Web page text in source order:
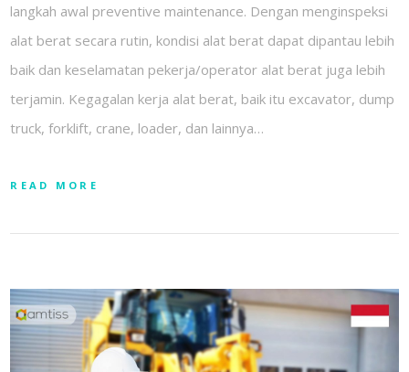
langkah awal preventive maintenance. Dengan menginspeksi
alat berat secara rutin, kondisi alat berat dapat dipantau lebih
baik dan keselamatan pekerja/operator alat berat juga lebih
terjamin. Kegagalan kerja alat berat, baik itu excavator, dump
truck, forklift, crane, loader, dan lainnya…
READ MORE